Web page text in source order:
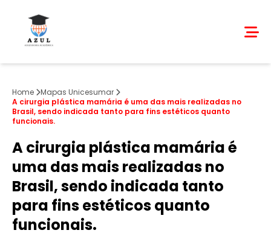
Home
Mapas Unicesumar
A cirurgia plástica mamária é uma das mais realizadas no
Brasil, sendo indicada tanto para fins estéticos quanto
funcionais.
A cirurgia plástica mamária é
uma das mais realizadas no
Brasil, sendo indicada tanto
para fins estéticos quanto
funcionais.